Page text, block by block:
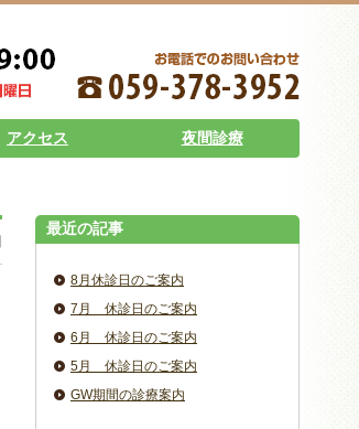
アクセス 夜間診療
最近の記事
8月休診日のご案内
7月 休診日のご案内
6月 休診日のご案内
5月 休診日のご案内
GW期間の診療案内